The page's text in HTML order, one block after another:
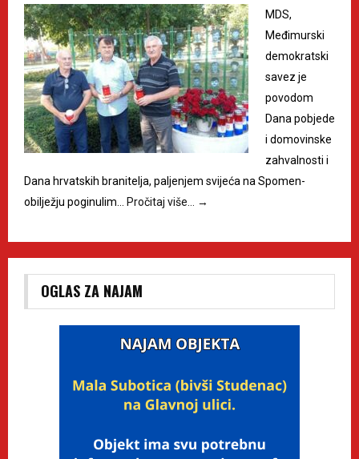
MDS,
Međimurski
demokratski
savez je
povodom
Dana pobjede
i domovinske
zahvalnosti i
Dana hrvatskih branitelja, paljenjem svijeća na Spomen-
obilježju poginulim…
Pročitaj više… →
OGLAS ZA NAJAM